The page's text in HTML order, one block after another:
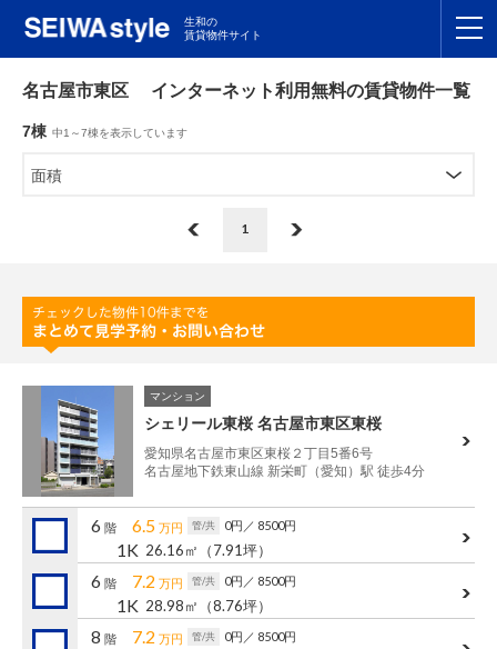
生和の
賃貸物件サイト
TOP
関東TOP
九州TOP
支店一覧
SEIWAの管理
お友達紹介特典
管理建物一覧
企業情報 採用情報
プライバシー
ポリシー
サイトマップ
名古屋市東区 インターネット利用無料の賃貸物件一覧
7棟 中1～7棟を表示しています
面積
1
マンション
シェリール東桜 名古屋市東区東桜
愛知県名古屋市東区東桜２丁目5番6号
名古屋地下鉄東山線 新栄町（愛知）駅 徒歩4分
6 階 6.5 万円 管/共 0円 ／ 8500円
1K 26.16㎡ （7.91坪）
6 階 7.2 万円 管/共 0円 ／ 8500円
1K 28.98㎡ （8.76坪）
8 階 7.2 万円 管/共 0円 ／ 8500円